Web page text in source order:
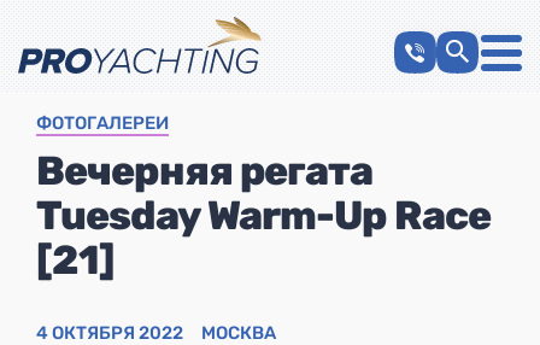
ФОТОГАЛЕРЕИ
Вечерняя регата
Tuesday Warm-Up Race
[21]
4 ОКТЯБРЯ 2022 МОСКВА